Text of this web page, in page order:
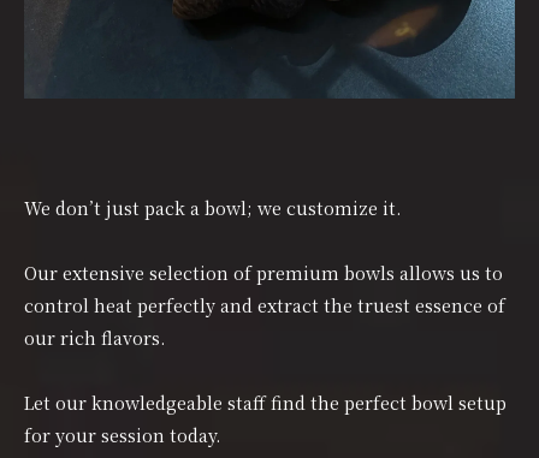
We don’t just pack a bowl; we customize it.
Our extensive selection of premium bowls allows us to
control heat perfectly and extract the truest essence of
our rich flavors.
Let our knowledgeable staff find the perfect bowl setup
for your session today.